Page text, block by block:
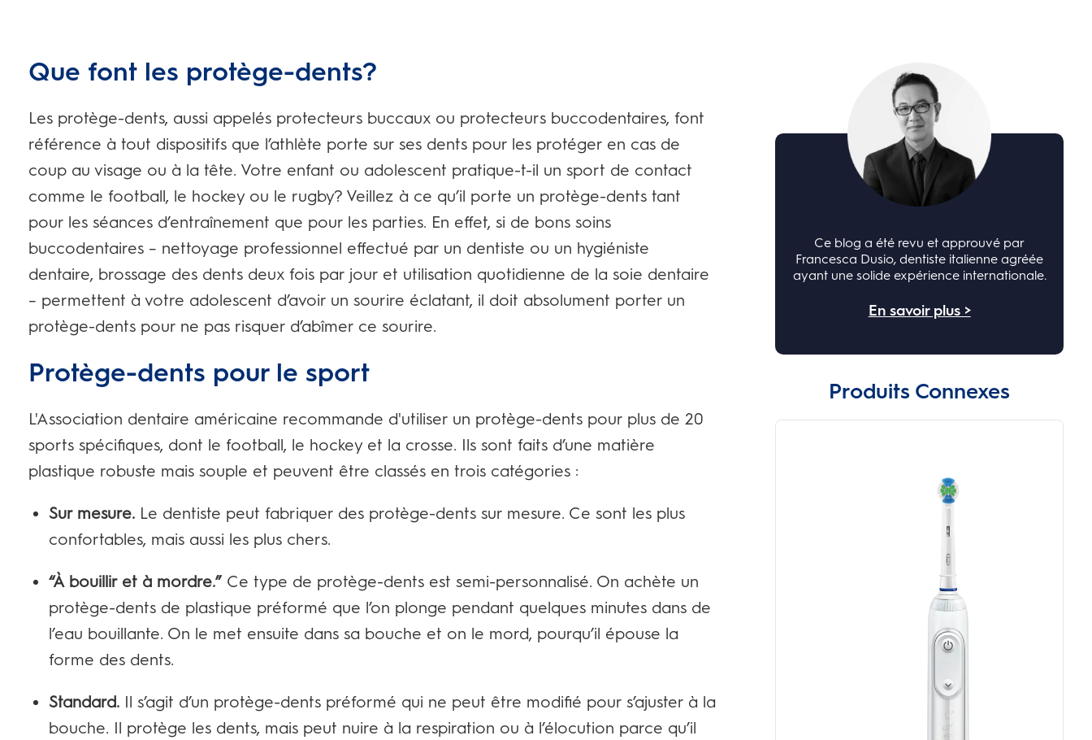
Que font les protège-dents?
Les protège-dents, aussi appelés protecteurs buccaux ou protecteurs buccodentaires, font
référence à tout dispositifs que l’athlète porte sur ses dents pour les protéger en cas de
coup au visage ou à la tête. Votre enfant ou adolescent pratique-t-il un sport de contact
comme le football, le hockey ou le rugby? Veillez à ce qu’il porte un protège-dents tant
pour les séances d’entraînement que pour les parties. En effet, si de bons soins
buccodentaires – nettoyage professionnel effectué par un dentiste ou un hygiéniste
dentaire, brossage des dents deux fois par jour et utilisation quotidienne de la soie dentaire
– permettent à votre adolescent d’avoir un sourire éclatant, il doit absolument porter un
protège-dents pour ne pas risquer d’abîmer ce sourire.
Protège-dents pour le sport
L'Association dentaire américaine recommande d'utiliser un protège-dents pour plus de 20
sports spécifiques, dont le football, le hockey et la crosse. Ils sont faits d’une matière
plastique robuste mais souple et peuvent être classés en trois catégories :
Sur mesure. Le dentiste peut fabriquer des protège-dents sur mesure. Ce sont les plus
confortables, mais aussi les plus chers.
“À bouillir et à mordre.” Ce type de protège-dents est semi-personnalisé. On achète un
protège-dents de plastique préformé que l’on plonge pendant quelques minutes dans de
l’eau bouillante. On le met ensuite dans sa bouche et on le mord, pourqu’il épouse la
forme des dents.
Standard. Il s’agit d’un protège-dents préformé qui ne peut être modifié pour s’ajuster à la
bouche. Il protège les dents, mais peut nuire à la respiration ou à l’élocution parce qu’il
Ce blog a été revu et approuvé par
Francesca Dusio, dentiste italienne agréée
ayant une solide expérience internationale.
En savoir plus >
Produits Connexes